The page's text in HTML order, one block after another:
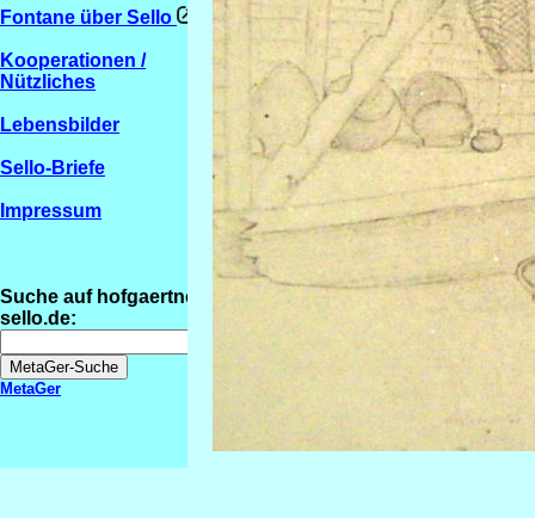
Fontane über Sello
Kooperationen /
Nützliches
Lebensbilder
Sello-Briefe
Impressum
Suche auf hofgaertner-
sello.de:
MetaGer